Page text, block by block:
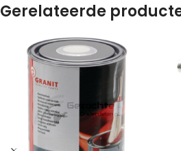
Gerelateerde